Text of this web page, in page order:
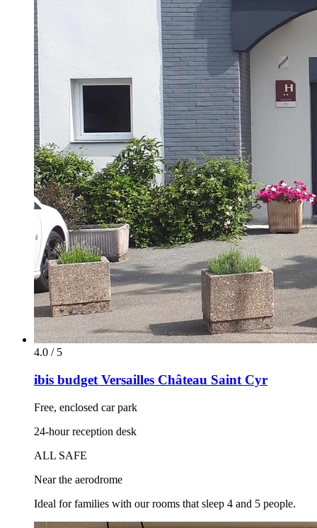
4.0 / 5
ibis budget Versailles Château Saint Cyr
Free, enclosed car park
24-hour reception desk
ALL SAFE
Near the aerodrome
Ideal for families with our rooms that sleep 4 and 5 people.